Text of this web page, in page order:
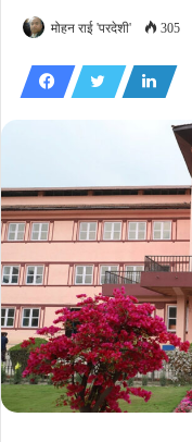
मोहन राई 'परदेशी' 305